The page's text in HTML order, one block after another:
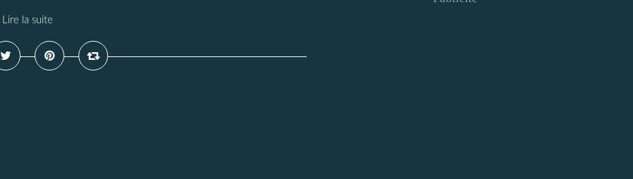
Lire la suite